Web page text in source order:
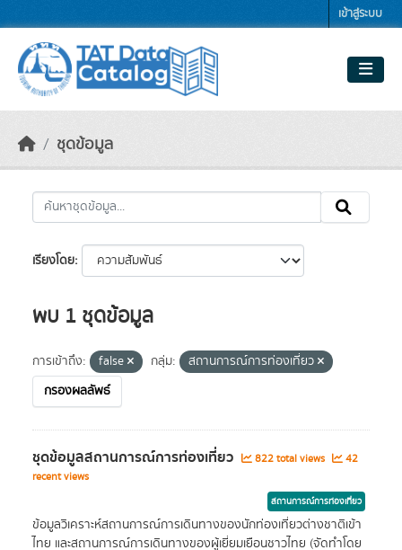
เข้าสู่ระบบ
ชุดข้อมูล
เรียงโดย
พบ 1 ชุดข้อมูล
การเข้าถึง: false กลุ่ม:
สถานการณ์การท่องเที่ยว
กรองผลลัพธ์
ชุดข้อมูลสถานการณ์การท่องเที่ยว 822 total views
42
recent views
สถานการณ์การท่องเที่ยว
ข้อมูลวิเคราะห์สถานการณ์การเดินทางของนักท่องเที่ยวต่างชาติเข้า
ไทย และสถานการณ์การเดินทางของผู้เยี่ยมเยือนชาวไทย (จัดทำโดย